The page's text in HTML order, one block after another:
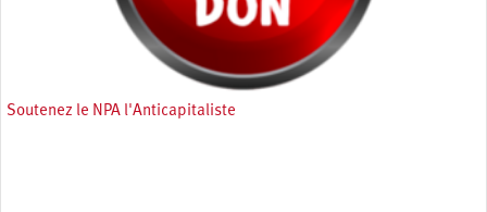
Soutenez le NPA l'Anticapitaliste